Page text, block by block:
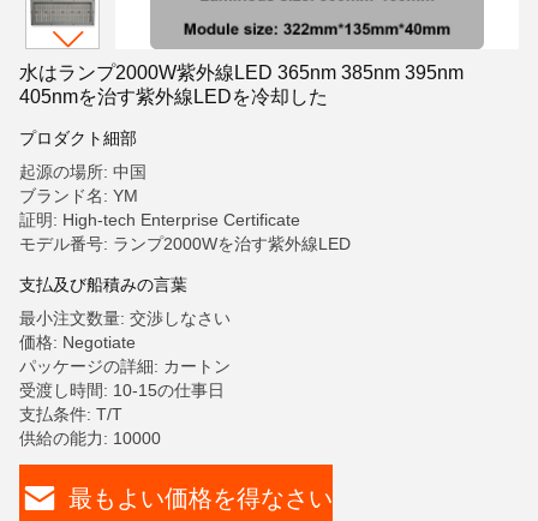
水はランプ2000W紫外線LED 365nm 385nm 395nm
405nmを治す紫外線LEDを冷却した
プロダクト細部
起源の場所: 中国
ブランド名: YM
証明: High-tech Enterprise Certificate
モデル番号: ランプ2000Wを治す紫外線LED
支払及び船積みの言葉
最小注文数量: 交渉しなさい
価格: Negotiate
パッケージの詳細: カートン
受渡し時間: 10-15の仕事日
支払条件: T/T
供給の能力: 10000
最もよい価格を得なさい